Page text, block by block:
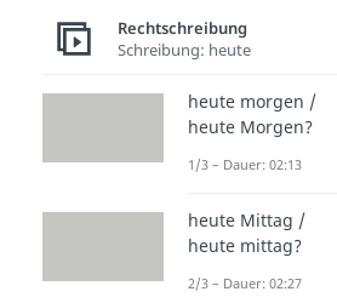
schreibst du es
Rechtschreibung
Schreibung: heute
heute morgen /
heute Morgen?
1/3 – Dauer: 02:13
heute Mittag /
heute mittag?
2/3 – Dauer: 02:27